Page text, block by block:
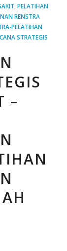
PELATIHAN
RENSTRA
PELATIHAN
STRATEGIS
–